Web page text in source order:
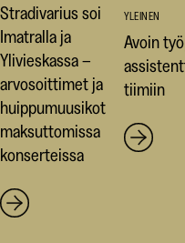
Stradivarius soi
Imatralla ja
Ylivieskassa –
arvosoittimet ja
huippumuusikot
maksuttomissa
konserteissa
YLEINEN
Avoin
tiimiin